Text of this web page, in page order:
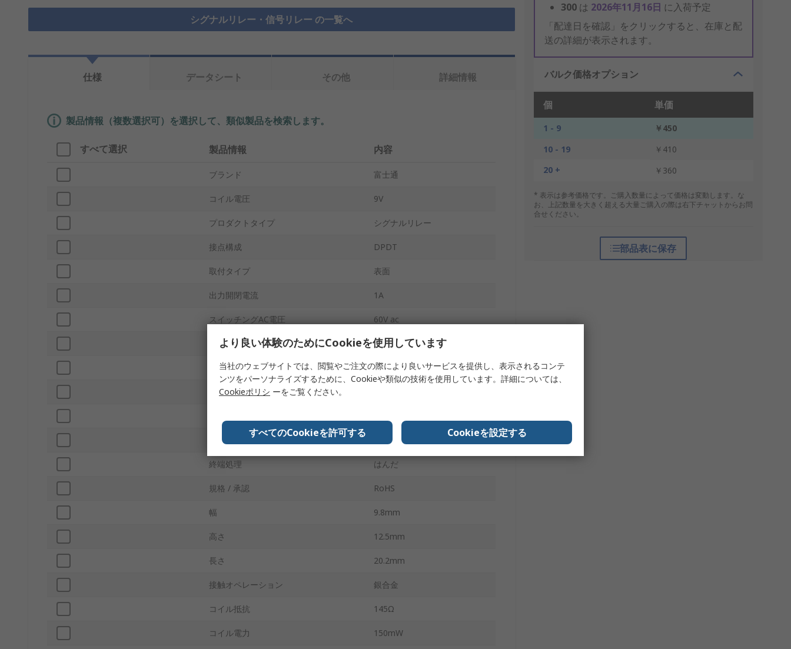
シグナルリレー・信号リレー の一覧へ
300 は 2026年11月16日 に入荷予定
「配達日を確認」をクリックすると、在庫と配
送の詳細が表示されます。
バルク価格オプション
個 単価
1 - 9
￥450
10 - 19
￥410
20 +
￥360
* 表示は参考価格です。ご購入数量によって価格は変動します。な
お、上記数量を大きく超える大量ご購入の際は右下チャットからお問
合せください。
部品表に保存
仕様 データシート その他 詳細情報
製品情報（複数選択可）を選択して、類似製品を検索します。
すべて選択 製品情報 内容
ブランド 富士通
コイル電圧 9V
プロダクトタイプ シグナルリレー
接点構成 DPDT
取付タイプ 表面
出力開閉電流 1A
スイッチングAC電圧 60V ac
スイッチングDC電圧 60V dc
シリーズ RY
動作温度 Min
動作温度 Max 90°C
終端処理 はんだ
規格 / 承認 RoHS
幅 9.8mm
高さ 12.5mm
長さ 20.2mm
接触オペレーション 銀合金
コイル抵抗 145Ω
コイル電力 150mW
より良い体験のためにCookieを使用しています
当社のウェブサイトでは、閲覧やご注文の際により良いサービスを提供し、表示されるコンテ
ンツをパーソナライズするために、Cookieや類似の技術を使用しています。詳細については、
Cookieポリシ ーをご覧ください。
すべてのCookieを許可する Cookieを設定する